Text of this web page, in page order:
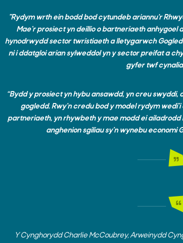
"Rydym wrth ein bodd bod cytundeb ariannu’r
Mae'r prosiect yn deillio o bartneriaeth
hynodrwydd sector twristiaeth a lletygarwch
ni i ddatgloi arian sylweddol yn y sector preifat a
gyfer twf
“Bydd y prosiect yn hybu ansawdd, yn creu
gogledd. Rwy'n credu bod y model rydym
partneriaeth, yn rhywbeth y mae modd ei
anghenion sgiliau sy'n wynebu economi
Y Cynghorydd Charlie McCoubrey, Arweinydd